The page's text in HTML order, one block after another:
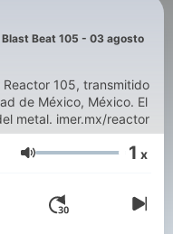
Beat 105 - 03 agosto
105, transmitido
de México, México. El
programa abarca distintos géneros del metal. imer.mx/reactor
Volum 1 x